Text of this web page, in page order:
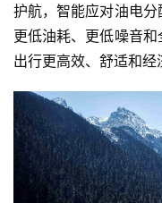
源
测
师
护航，智能应对油电
更低油耗、更低噪音
出行更高效、舒适和经